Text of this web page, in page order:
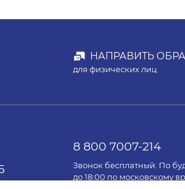
НАПРАВИТЬ
для физических лиц
8 800 7007-214
Звонок бесплатный. По
до 18:00 по московскому